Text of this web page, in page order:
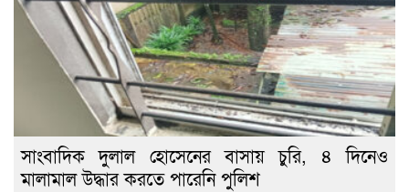
সাংবাদিক দুলাল হোসেনের বাসায় চুরি, ৪ দিনেও
মালামাল উদ্ধার করতে পারেনি পুলিশ